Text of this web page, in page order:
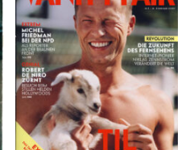
VANITY FAIR – Nr. 7 –
8. Februar 2007